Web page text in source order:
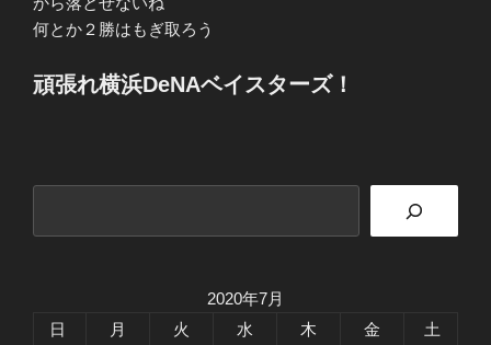
何とか２勝はもぎ取ろう
頑張れ横浜DeNAベイスターズ！
2020年7月
日
月 火 水 木 金
土